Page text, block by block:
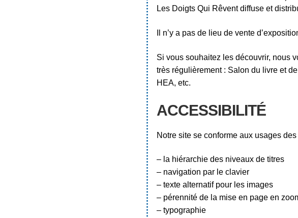
Les Doigts Qui Rêvent diffuse et
Il n’y a pas de lieu de vente
Si vous souhaitez les découvrir, nous
très régulièrement : Salon du livre et
HEA, etc.
ACCESSIBILITÉ
Notre site se conforme aux usages
– la hiérarchie des niveaux de titres
– navigation par le clavier
– texte alternatif pour les images
– pérennité de la mise en page en
– typographie